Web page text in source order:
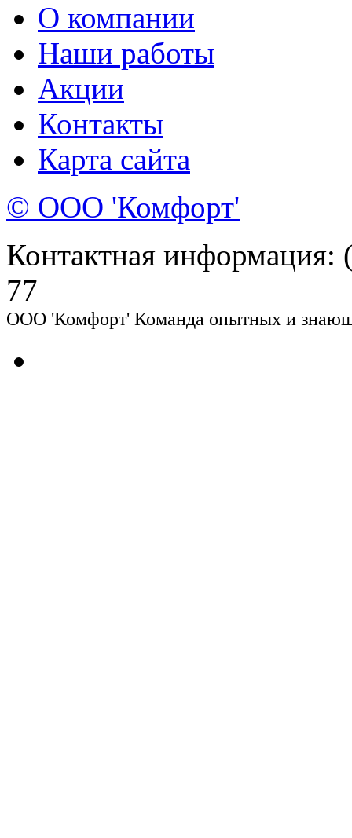
О компании
Наши работы
Акции
Контакты
Карта сайта
© ООО 'Комфорт'
Контактная
77
ООО 'Комфорт' Команда опытных и